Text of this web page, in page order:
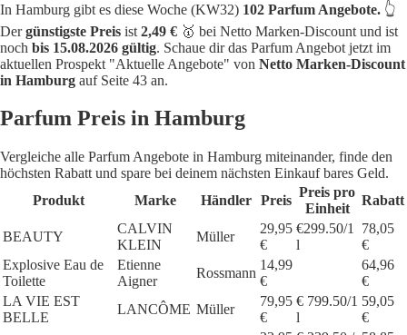
In Hamburg gibt es diese Woche (KW32) 102 Parfum Angebote. 👆
Dergünstigste Preis ist 2,49 € 🥇 bei Netto Marken-Discount und ist
noch bis 15.08.2026 gültig. Schaue dir das Parfum Angebot jetzt im
aktuellen Prospekt "Aktuelle Angebote" von Netto Marken-Discount
in Hamburg auf Seite 43 an.
Parfum Preis in Hamburg
Vergleiche alle Parfum Angebote in Hamburg miteinander, finde den
höchsten Rabatt und spare bei deinem nächsten Einkauf bares Geld.
Produkt
Marke Händler Preis
Preis pro
Einheit
Rabatt
BEAUTY
CALVIN
KLEIN
Müller
29,95
€
€299.50/1
l
78,05
€
Explosive Eau de
Toilette
Etienne
Aigner
Rossmann
14,99
€
64,96
€
LA VIE EST
BELLE
LANCÔME Müller
79,95
€
€ 799.50/1
l
59,05
€